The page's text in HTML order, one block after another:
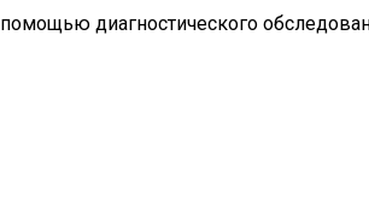
помощью диагностического